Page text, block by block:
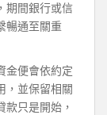
期間銀行或信
暢通至關重
金便會依約定
，並保留相關
只是開始，